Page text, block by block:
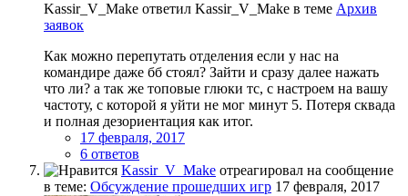
Kassir_V_Make ответил Kassir_V_Make в теме Архив
заявок
Как можно перепутать отделения если у нас на
командире даже бб стоял? Зайти и сразу далее нажать
что ли? а так же топовые глюки тс, с настроем на вашу
частоту, с которой я уйти не мог минут 5. Потеря сквада
и полная дезориентация как итог.
17 февраля, 2017
6 ответов
Kassir_V_Make отреагировал на сообщение
в теме: Обсуждение прошедших игр 17 февраля, 2017